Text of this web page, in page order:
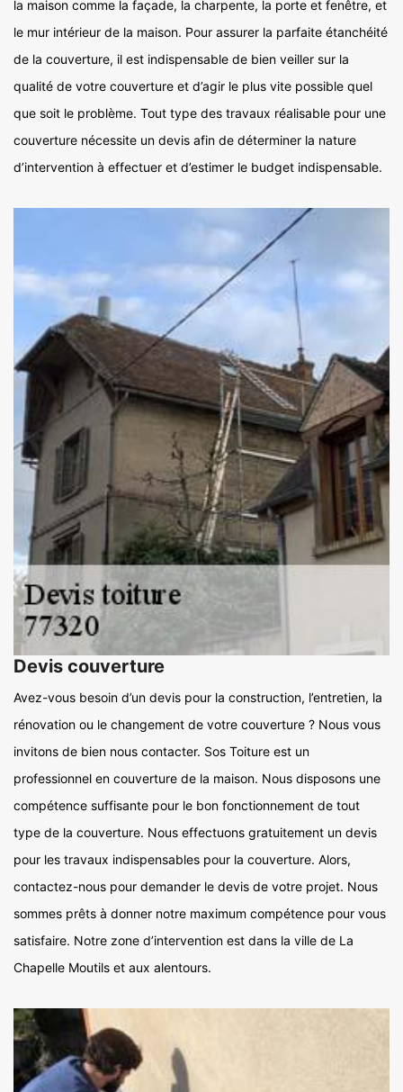
la maison comme la façade, la charpente, la porte et fenêtre, et
le mur intérieur de la maison. Pour assurer la parfaite étanchéité
de la couverture, il est indispensable de bien veiller sur la
qualité de votre couverture et d’agir le plus vite possible quel
que soit le problème. Tout type des travaux réalisable pour une
couverture nécessite un devis afin de déterminer la nature
d’intervention à effectuer et d’estimer le budget indispensable.
Devis couverture
Avez-vous besoin d’un devis pour la construction, l’entretien, la
rénovation ou le changement de votre couverture ? Nous vous
invitons de bien nous contacter. Sos Toiture est un
professionnel en couverture de la maison. Nous disposons une
compétence suffisante pour le bon fonctionnement de tout
type de la couverture. Nous effectuons gratuitement un devis
pour les travaux indispensables pour la couverture. Alors,
contactez-nous pour demander le devis de votre projet. Nous
sommes prêts à donner notre maximum compétence pour vous
satisfaire. Notre zone d’intervention est dans la ville de La
Chapelle Moutils et aux alentours.